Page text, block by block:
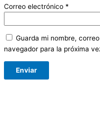
Correo electrónico *
Guarda mi nombre,
navegador para la próxima